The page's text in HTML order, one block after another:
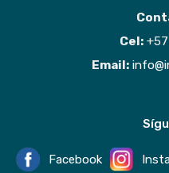
Cel:+57
Email:
Facebook